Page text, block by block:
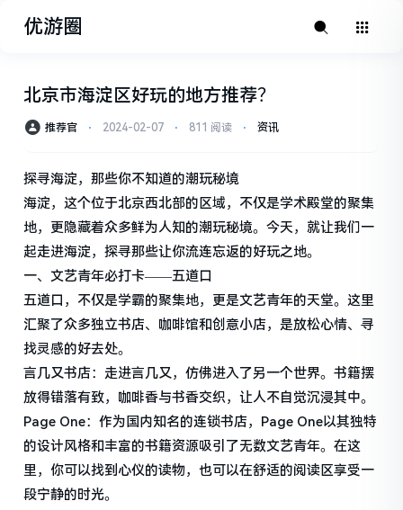
优游圈
北京市海淀区好玩的地方推荐？
推荐官 ⋅ 2024-02-07 ⋅ 811 阅读 ⋅ 资讯
探寻海淀，那些你不知道的潮玩秘境
海淀，这个位于北京西北部的区域，不仅是学术殿堂的聚集
地，更隐藏着众多鲜为人知的潮玩秘境。今天，就让我们一
起走进海淀，探寻那些让你流连忘返的好玩之地。
一、文艺青年必打卡——五道口
五道口，不仅是学霸的聚集地，更是文艺青年的天堂。这里
汇聚了众多独立书店、咖啡馆和创意小店，是放松心情、寻
找灵感的好去处。
言几又书店：走进言几又，仿佛进入了另一个世界。书籍摆
放得错落有致，咖啡香与书香交织，让人不自觉沉浸其中。
Page One：作为国内知名的连锁书店，Page One以其独特
的设计风格和丰富的书籍资源吸引了无数文艺青年。在这
里，你可以找到心仪的读物，也可以在舒适的阅读区享受一
段宁静的时光。